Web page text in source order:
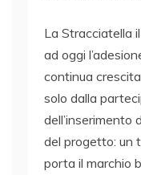
La Stracciatella
ad oggi
continua
solo dalla
dell’inserimento
del progetto: un
porta il marchio